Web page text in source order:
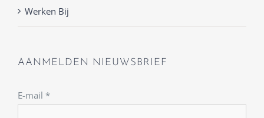
Werken Bij
AANMELDEN NIEUWSBRIEF
E-mail *